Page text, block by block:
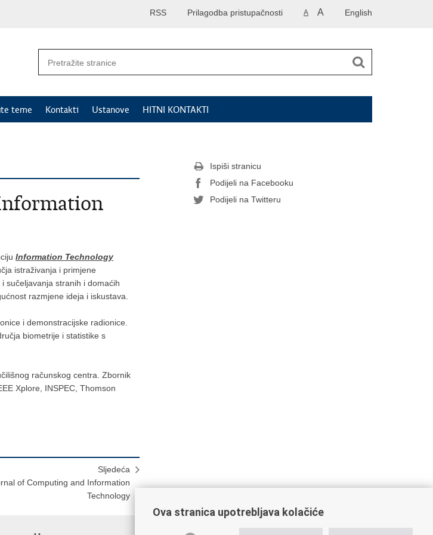
English
A A
Prilagodba pristupačnosti
RSS
teme Kontakti Ustanove HITNI KONTAKTI
Information Technology
istraživanja i primjene
sučeljavanja stranih i domaćih
razmjene ideja i iskustava.
i demonstracijske radionice.
biometrije i statistike s
računskog centra. Zbornik
Xplore, INSPEC, Thomson
Sljedeća
of Computing and Information
Technology
Ispiši stranicu
Podijeli na Facebooku
Podijeli na Twitteru
Ova stranica upotrebljava kolačiće